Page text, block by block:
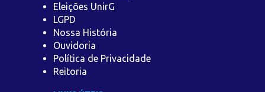
Eleições UnirG
LGPD
Nossa História
Ouvidoria
Política de Privacidade
Reitoria